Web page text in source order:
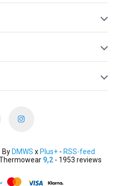
By DMWS x Plus+- RSS-feed
9,2 - 1953 reviews